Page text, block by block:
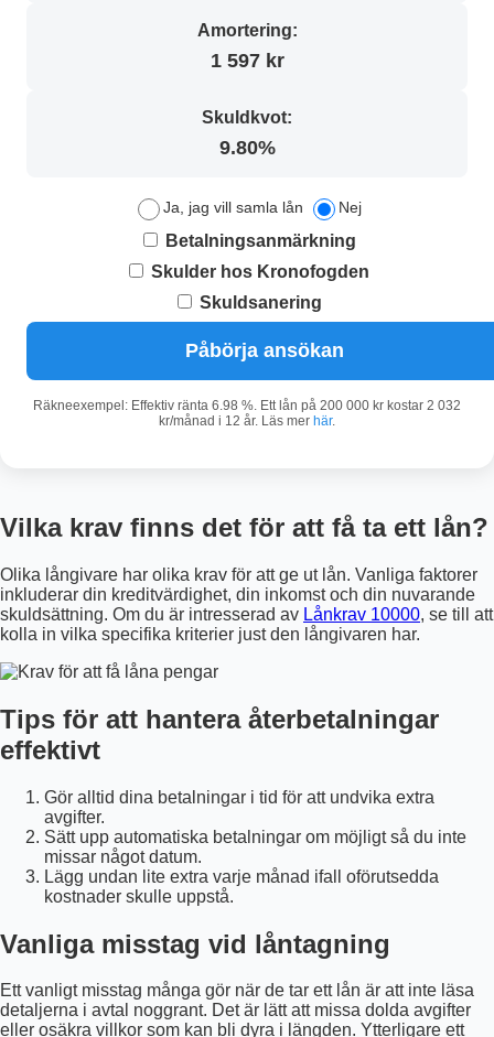
Amortering:
1 597 kr
Skuldkvot:
9.80%
Ja, jag vill samla lån Nej
Betalningsanmärkning
Skulder hos Kronofogden
Skuldsanering
Påbörja ansökan
Räkneexempel: Effektiv ränta 6.98 %. Ett lån på 200 000 kr kostar 2 032
kr/månad i 12 år. Läs mer här.
Vilka krav finns det för att få ta ett lån?
Olika långivare har olika krav för att ge ut lån. Vanliga faktorer
inkluderar din kreditvärdighet, din inkomst och din nuvarande
skuldsättning. Om du är intresserad av Lånkrav 10000, se till att
kolla in vilka specifika kriterier just den långivaren har.
Tips för att hantera återbetalningar
effektivt
Gör alltid dina betalningar i tid för att undvika extra
avgifter.
Sätt upp automatiska betalningar om möjligt så du inte
missar något datum.
Lägg undan lite extra varje månad ifall oförutsedda
kostnader skulle uppstå.
Vanliga misstag vid låntagning
Ett vanligt misstag många gör när de tar ett lån är att inte läsa
detaljerna i avtal noggrant. Det är lätt att missa dolda avgifter
eller osäkra villkor som kan bli dyra i längden. Ytterligare ett